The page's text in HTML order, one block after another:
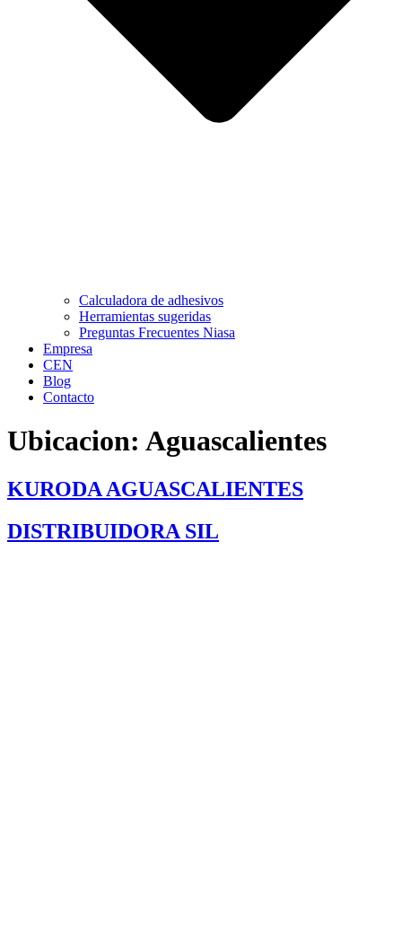
Calculadora de adhesivos
Herramientas sugeridas
Preguntas Frecuentes Niasa
Empresa
CEN
Blog
Contacto
Ubicacion: Aguascalientes
KURODA AGUASCALIENTES
DISTRIBUIDORA SIL